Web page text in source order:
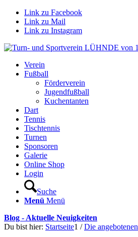
Link zu Facebook
Link zu Mail
Link zu Instagram
Verein
Fußball
Förderverein
Jugendfußball
Kuchentanten
Dart
Tennis
Tischtennis
Turnen
Sponsoren
Galerie
Online Shop
Login
Suche
Menü Menü
Blog - Aktuelle Neuigkeiten
Du bist hier: Startseite1 / Die